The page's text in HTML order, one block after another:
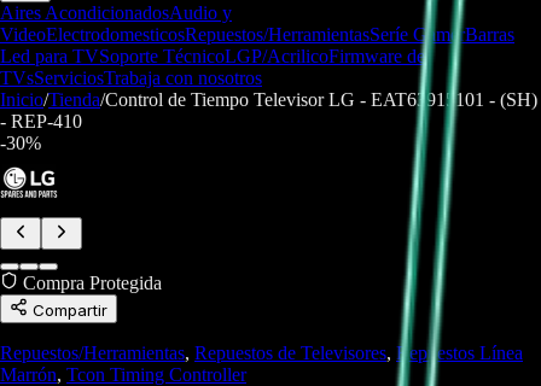
Aires AcondicionadosAudio y
VideoElectrodomesticosRepuestos/HerramientasSeríe GamerBarras
Led para TVSoporte TécnicoLGP/AcrilicoFirmware de
TVsServiciosTrabaja con nosotros
Inicio/Tienda/Control de Tiempo Televisor LG - EAT63915101 - (SH)
- REP-410
-30%
Compra Protegida
Compartir
Repuestos/Herramientas, Repuestos de Televisores, Repuestos Línea
Marrón, Tcon Timing Controller